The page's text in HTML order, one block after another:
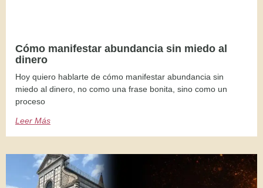
Cómo manifestar abundancia sin miedo al
dinero
Hoy quiero hablarte de cómo manifestar abundancia sin
miedo al dinero, no como una frase bonita, sino como un
proceso
Leer Más